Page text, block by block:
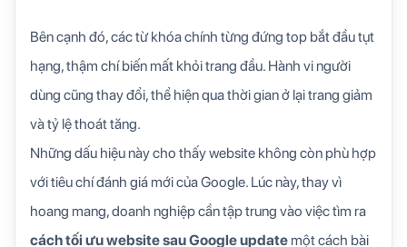
Bên cạnh đó, các từ khóa chính từng đứng top bắt đầu tụt
hạng, thậm chí biến mất khỏi trang đầu. Hành vi người
dùng cũng thay đổi, thể hiện qua thời gian ở lại trang giảm
và tỷ lệ thoát tăng.
Những dấu hiệu này cho thấy website không còn phù hợp
với tiêu chí đánh giá mới của Google. Lúc này, thay vì
hoang mang, doanh nghiệp cần tập trung vào việc tìm ra
cách tối ưu website sau Google update một cách bài